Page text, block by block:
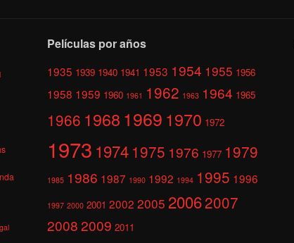
Películas por años
1935 1939 1940 1941 1953 1954 1955 1956
1958 1959 1960 1961 1962 1963 1964 1965
1966 1968 1969 1970 1972
1973 1974 1975 1976 1977 1979
1985 1986 1987 1990 1992 1994 1995 1996
1997 2000 2001 2002 2005 20062007
20082009 2011